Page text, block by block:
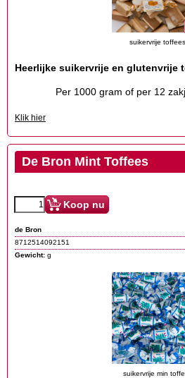
suikervrije toffees
Heerlijke suikervrije en glutenvrije
Per 1000 gram of per 12
Klik hier
De Bron Mint Toffees
Koop nu
de Bron
8712514092151
Gewicht: g
suikervrije min